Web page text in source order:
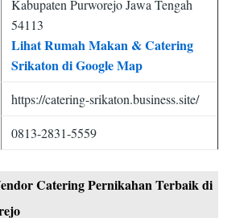
Kabupaten Purworejo Jawa Tengah
54113
Lihat Rumah Makan & Catering
Srikaton di Google Map
https://catering-srikaton.business.site/
0813-2831-5559
Catering Pernikahan Terbaik di